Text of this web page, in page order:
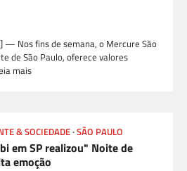
] — Nos fins de semana, o Mercure São
de São Paulo, oferece valores
mais
& SOCIEDADE SÃO PAULO
em SP realizou" Noite de
emoção